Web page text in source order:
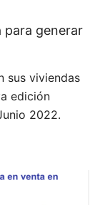
para generar
sus viviendas
edición
2022.